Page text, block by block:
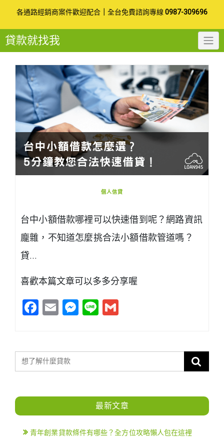
to
content
各通路經銷商案件歡迎配合 全台免費諮詢專線 0987-309696
貸款就找我
個人信貸
台中小額借款哪裡可以快速借到呢？網路資訊
龐雜，不知道怎麼挑合法小額借款管道嗎？
貸…
喜歡本篇文章可以多多分享喔
Facebook
EmailMessenger
Line
最新文章
青年創業貸款條件有哪些？全方位攻略懶人包在這裡